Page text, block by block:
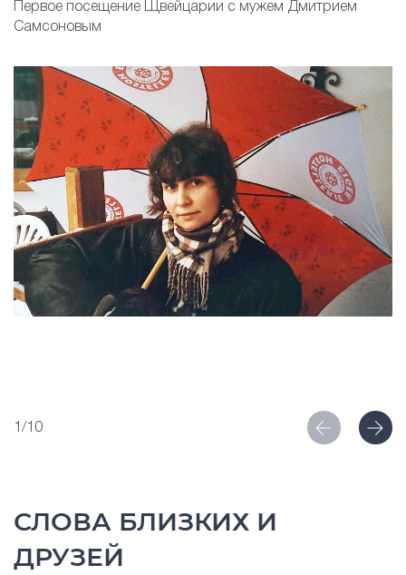
Первое посещение Щвейцарии с мужем Дмитрием
Самсоновым
1/10
СЛОВА БЛИЗКИХ И
ДРУЗЕЙ